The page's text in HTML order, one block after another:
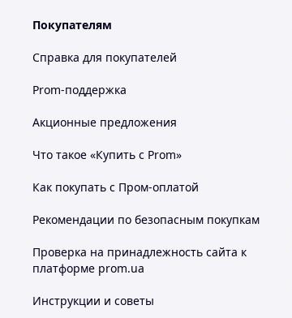
Покупателям
Справка для покупателей
Prom-поддержка
Акционные предложения
Что такое «Купить с Prom»
Как покупать с Пром-оплатой
Рекомендации по безопасным покупкам
Проверка на принадлежность сайта к
платформе prom.ua
Инструкции и советы